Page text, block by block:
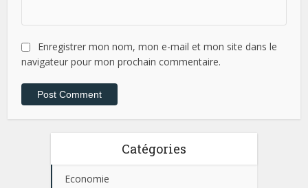
Enregistrer mon nom, mon e-mail et mon site dans le
navigateur pour mon prochain commentaire.
Catégories
Economie